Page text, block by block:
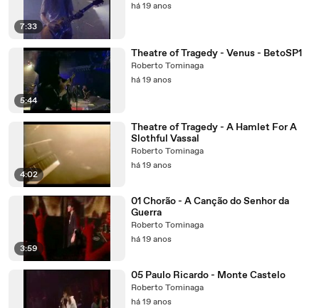
7:33
há 19 anos
5:44
Theatre of Tragedy - Venus - BetoSP1
Roberto Tominaga
há 19 anos
4:02
Theatre of Tragedy - A Hamlet For A
Slothful Vassal
Roberto Tominaga
há 19 anos
3:59
01 Chorão - A Canção do Senhor da
Guerra
Roberto Tominaga
há 19 anos
05 Paulo Ricardo - Monte Castelo
Roberto Tominaga
há 19 anos